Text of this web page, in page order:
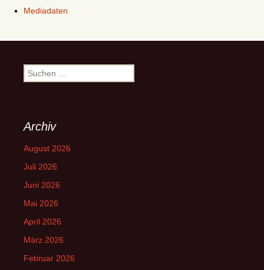
Mediadaten
Suchen
nach:
Archiv
August 2026
Juli 2026
Juni 2026
Mai 2026
April 2026
März 2026
Februar 2026